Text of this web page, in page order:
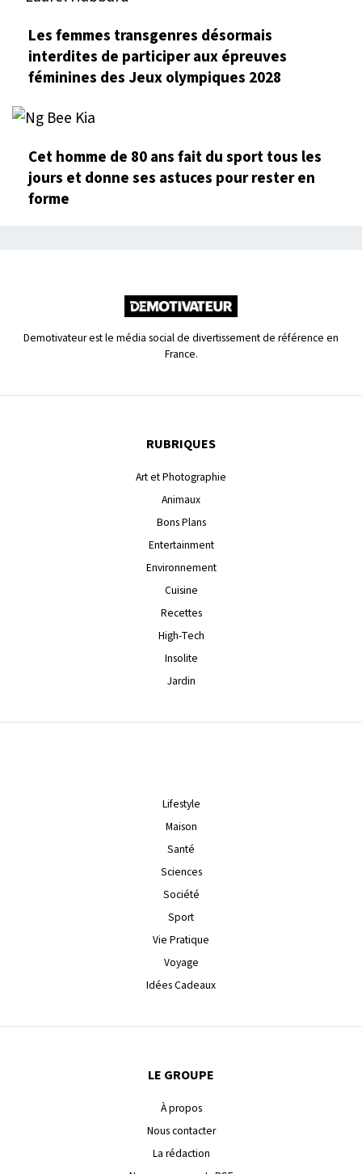
Les femmes transgenres désormais
interdites de participer aux épreuves
féminines des Jeux olympiques 2028
Cet homme de 80 ans fait du sport tous les
jours et donne ses astuces pour rester en
forme
Demotivateur est le média social de divertissement de référence en
France.
RUBRIQUES
Art et Photographie
Animaux
Bons Plans
Entertainment
Environnement
Cuisine
Recettes
High-Tech
Insolite
Jardin
Lifestyle
Maison
Santé
Sciences
Société
Sport
Vie Pratique
Voyage
Idées Cadeaux
LE GROUPE
À propos
Nous contacter
La rédaction